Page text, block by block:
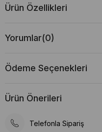
Ürün Özellikleri
Yorumlar(0)
Ödeme Seçenekleri
Ürün Önerileri
Telefonla Sipariş